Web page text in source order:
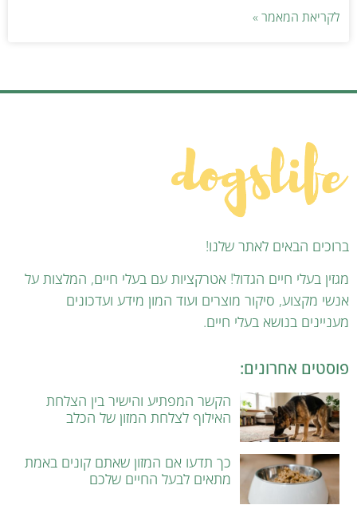
לקריאת המאמר »
ברוכים הבאים לאתר שלנו!
מגזין בעלי חיים הגדול! אטרקציות עם בעלי חיים, המלצות על
אנשי מקצוע, סיקור מוצרים ועוד המון מידע ועדכונים
מעניינים בנושא בעלי חיים.
פוסטים אחרונים:
הקשר המפתיע והישיר בין הצלחת
האילוף לצלחת המזון של הכלב
כך תדעו אם המזון שאתם קונים באמת
מתאים לבעל החיים שלכם